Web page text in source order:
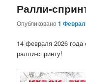
Ралли-
Опубликовано1
14 февраля 2026 года
ралли-спринту!